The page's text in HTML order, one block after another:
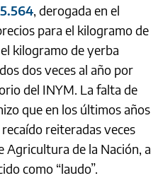
, derogada en el
para el kilogramo de
kilogramo de yerba
dos veces al año por
del INYM. La falta de
que en los últimos años
reiteradas veces
Agricultura de la Nación, a
como “laudo”.